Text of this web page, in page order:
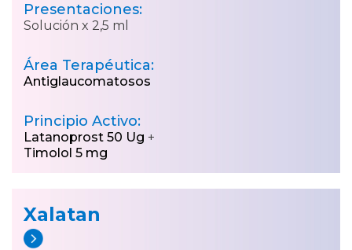
Presentaciones:
Solución x 2,5 ml
Área Terapéutica:
Antiglaucomatosos
Principio Activo:
Latanoprost 50 Ug +
Timolol 5 mg
Xalatan